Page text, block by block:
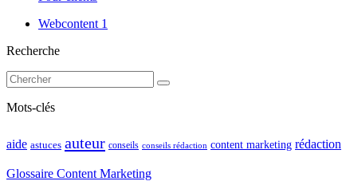
Webcontent 1
Recherche
Mots-clés
aide astuces auteur conseils conseils rédaction content marketing rédaction
Glossaire Content Marketing